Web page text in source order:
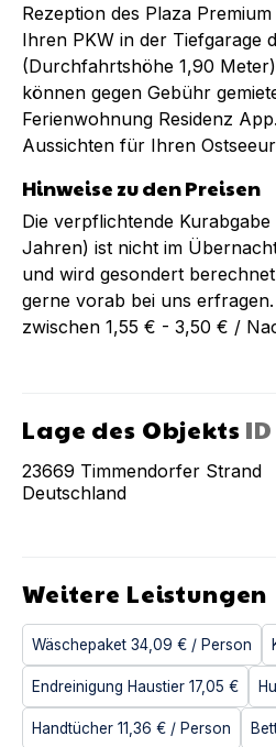
Rezeption des Plaza
Ihren PKW in der Tiefgarage
(Durchfahrtshöhe 1,90
können gegen Gebühr
Ferienwohnung Residenz
Aussichten für Ihren
Hinweise zu den Preisen
Die verpflichtende
Jahren) ist nicht im
und wird gesondert
gerne vorab bei uns
zwischen 1,55 € - 3,50 € /
Lage des Objekts ID
23669 Timmendorfer Strand
Deutschland
Weitere Leistungen
Wäschepaket 34,09 € / Person
Endreinigung Haustier 17,05 €
Handtücher 11,36 € / Person